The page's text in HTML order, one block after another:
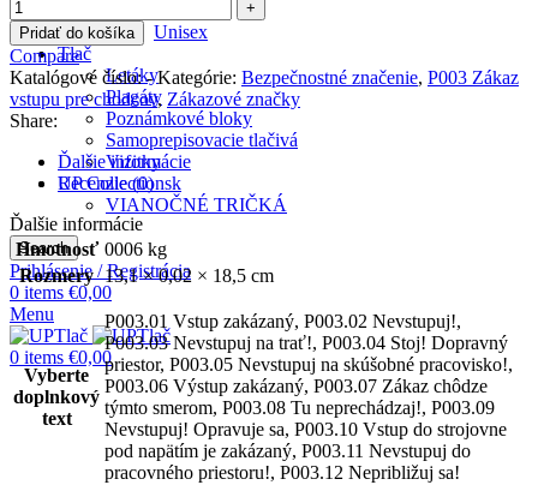
Unisex
Tlač
Letáky
Plagáty
Poznámkové bloky
Samoprepisovacie tlačivá
Vizitky
UP Collectionsk
VIANOČNÉ TRIČKÁ
Search
Prihlásenie / Registrácia
0 items €0,00
Menu
0 items €0,00
Pridať do košíka
Compare
Katalógové číslo:-Kategórie: Bezpečnostné značenie, P003 Zákaz
vstupu pre chodcov, Zákazové značky
Share:
Ďalšie informácie
Recenzie (0)
Ďalšie informácie
Hmotnosť 0006 kg
Rozmery 13,1 × 0,02 × 18,5 cm
Vyberte
doplnkový
text
P003.01 Vstup zakázaný, P003.02 Nevstupuj!,
P003.03 Nevstupuj na trať!, P003.04 Stoj! Dopravný
priestor, P003.05 Nevstupuj na skúšobné pracovisko!,
P003.06 Výstup zakázaný, P003.07 Zákaz chôdze
týmto smerom, P003.08 Tu neprechádzaj!, P003.09
Nevstupuj! Opravuje sa, P003.10 Vstup do strojovne
pod napätím je zakázaný, P003.11 Nevstupuj do
pracovného priestoru!, P003.12 Nepribližuj sa!